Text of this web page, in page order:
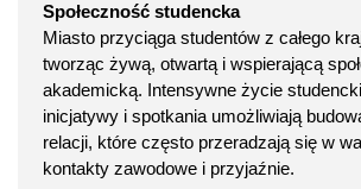
Społeczność studencka
Miasto przyciąga studentów z całego
tworząc żywą, otwartą i wspierającą
akademicką. Intensywne życie
inicjatywy i spotkania umożliwiają
relacji, które często przeradzają się w
kontakty zawodowe i przyjaźnie.